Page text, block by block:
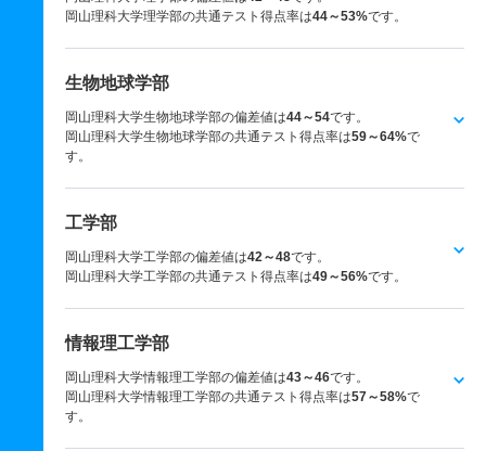
岡山理科大学理学部の共通テスト得点率は44～53%です。
生物地球学部
岡山理科大学生物地球学部の偏差値は44～54です。
岡山理科大学生物地球学部の共通テスト得点率は59～64%で
す。
工学部
岡山理科大学工学部の偏差値は42～48です。
岡山理科大学工学部の共通テスト得点率は49～56%です。
情報理工学部
岡山理科大学情報理工学部の偏差値は43～46です。
岡山理科大学情報理工学部の共通テスト得点率は57～58%で
す。